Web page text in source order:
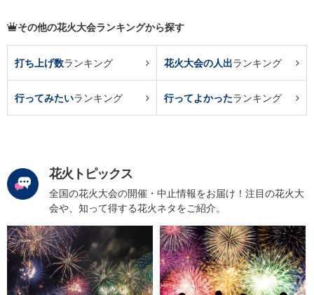
その他の花火大会ランキングから探す
打ち上げ数ランキング 花火大会の人出ランキング
行ってみたいランキング 行ってよかったランキング
花火トピックス
全国の花火大会の開催・中止情報をお届け！注目の花火大
会や、知って得する花火ネタをご紹介。